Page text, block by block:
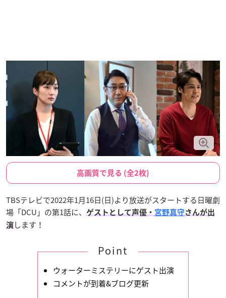
高画質で見る (全2枚)
TBSテレビで2022年1月16日(日)より放送がスタートする日曜劇
場「DCU」の第1話に、
ゲストとして声優・ 宮野真守さんが出
演 します！
Point
ウォーターミステリーにゲスト出演
コメントが到着&ブログ更新